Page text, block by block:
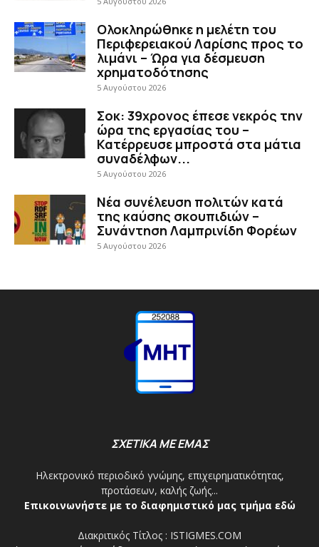
Ολοκληρώθηκε η μελέτη του
Περιφερειακού Λαρίσης προς το
λιμάνι – Ώρα για δέσμευση
χρηματοδότησης
5 Αυγούστου 2026
Σοκ: 39χρονος έπεσε νεκρός την
ώρα της εργασίας του –
Κατέρρευσε μπροστά στα μάτια
συναδέλφων...
5 Αυγούστου 2026
Νέα συνέλευση πολιτών κατά
της καύσης σκουπιδιών –
Συνάντηση Λαμπρινίδη Φορέων
5 Αυγούστου 2026
ΣΧΕΤΙΚΑ ΜΕ ΕΜΑΣ
Ηλεκτρονικό περιοδικό γνώμης, επιχειρηματικότητας,
προτάσεων, καλής ζωής...
Επικοινωνήστε με το διαφημιστικό μας τμήμα εδώ
Διακριτικός Τίτλος : ISTIGMES.COM